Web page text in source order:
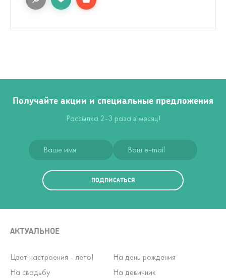
Получайте акции и специальные предложения
Рассылка 2-3 раза в месяц!
ПОДПИСАТЬСЯ
АКТУАЛЬНОЕ
Цвет настроения - лето!
На день рождения
На свадьбу
На девичник